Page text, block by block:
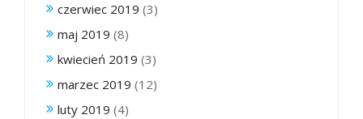
czerwiec 2019 (3)
maj 2019 (8)
kwiecień 2019 (3)
marzec 2019 (12)
luty 2019 (4)